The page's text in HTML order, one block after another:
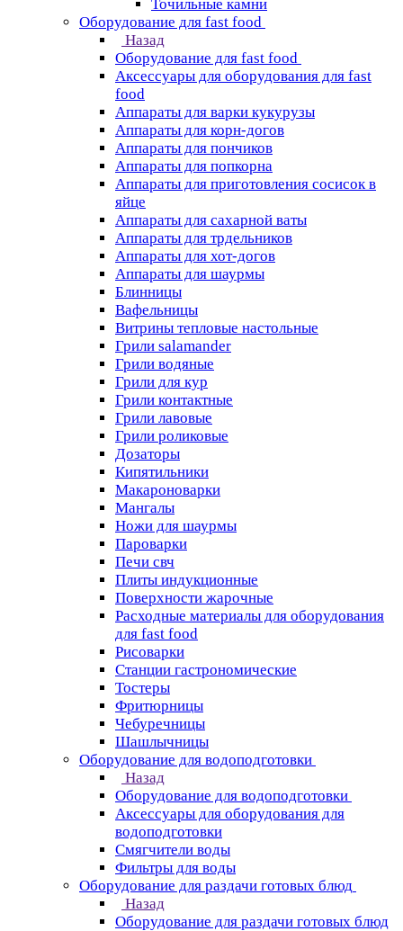
Точильные камни
Оборудование для fast food
Назад
Оборудование для fast food
Аксессуары для оборудования для fast
food
Аппараты для варки кукурузы
Аппараты для корн-догов
Аппараты для пончиков
Аппараты для попкорна
Аппараты для приготовления сосисок в
яйце
Аппараты для сахарной ваты
Аппараты для трдельников
Аппараты для хот-догов
Аппараты для шаурмы
Блинницы
Вафельницы
Витрины тепловые настольные
Грили salamander
Грили водяные
Грили для кур
Грили контактные
Грили лавовые
Грили роликовые
Дозаторы
Кипятильники
Макароноварки
Мангалы
Ножи для шаурмы
Пароварки
Печи свч
Плиты индукционные
Поверхности жарочные
Расходные материалы для оборудования
для fast food
Рисоварки
Станции гастрономические
Тостеры
Фритюрницы
Чебуречницы
Шашлычницы
Оборудование для водоподготовки
Назад
Оборудование для водоподготовки
Аксессуары для оборудования для
водоподготовки
Смягчители воды
Фильтры для воды
Оборудование для раздачи готовых блюд
Назад
Оборудование для раздачи готовых блюд